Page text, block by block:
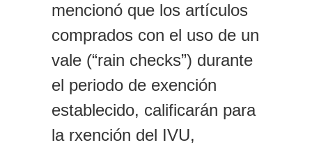
mencionó que los artículos
comprados con el uso de un
vale (“rain checks”) durante
el periodo de exención
establecido, calificarán para
la rxención del IVU,